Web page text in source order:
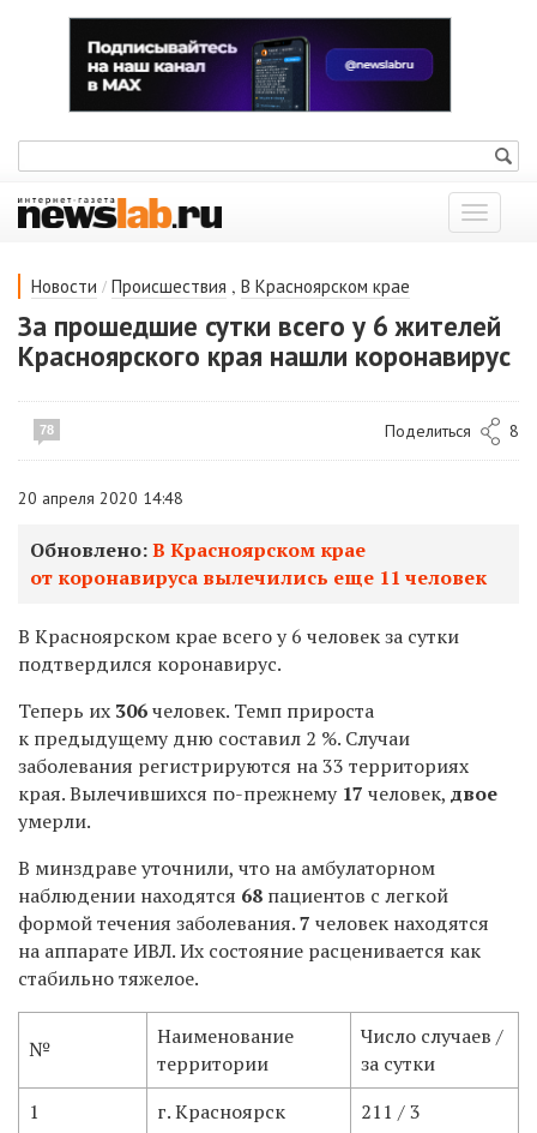
Показать
меню
Новости / Происшествия , В Красноярском крае
За прошедшие сутки всего у 6 жителей
Красноярского края нашли коронавирус
78 Поделиться 8
20 апреля 2020 14:48
Обновлено:В Красноярском крае
от коронавируса вылечились еще 11 человек
В Красноярском крае всего у 6 человек за сутки
подтвердился коронавирус.
Теперь их 306человек. Темп прироста
к предыдущему дню составил 2 %. Случаи
заболевания регистрируются на 33 территориях
края.Вылечившихся по-прежнему 17 человек, двое
умерли.
В минздраве уточнили, что на амбулаторном
наблюдении находятся 68 пациентов с легкой
формой течения заболевания.7 человек находятся
на аппарате ИВЛ. Их состояние расценивается как
стабильно тяжелое.
№
Наименование
территории
Число случаев /
за сутки
1
г. Красноярск 211 / 3